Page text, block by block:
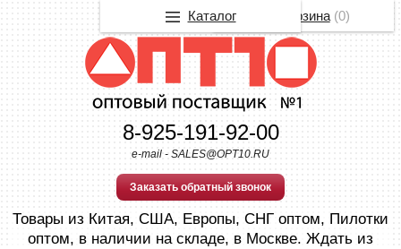
8-925-191-92-00
e-mail - SALES@OPT10.RU
Заказать обратный звонок
Товары из Китая, США, Европы, СНГ оптом, Пилотки
оптом, в наличии на складе, в Москве. Ждать из
Корзина(0)
Каталог